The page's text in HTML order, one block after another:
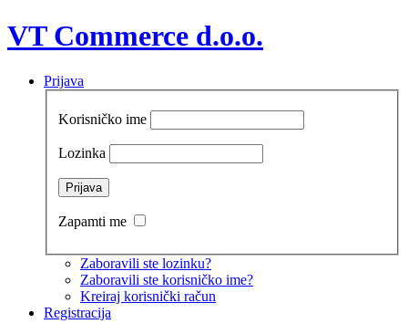
VT Commerce d.o.o.
Prijava
Korisničko ime
Lozinka
Zapamti me
Zaboravili ste lozinku?
Zaboravili ste korisničko ime?
Kreiraj korisnički račun
Registracija